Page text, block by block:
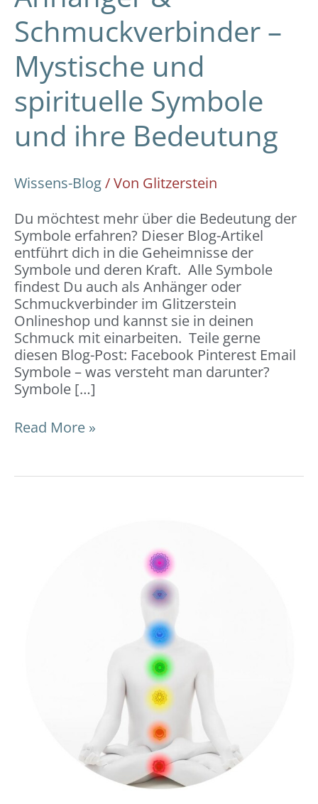
Schmuckverbinder –
Mystische und
spirituelle Symbole
und ihre Bedeutung
Wissens-Blog/ Von Glitzerstein
Du möchtest mehr über die Bedeutung der
Symbole erfahren? Dieser Blog-Artikel
entführt dich in die Geheimnisse der
Symbole und deren Kraft. Alle Symbole
findest Du auch als Anhänger oder
Schmuckverbinder im Glitzerstein
Onlineshop und kannst sie in deinen
Schmuck mit einarbeiten. Teile gerne
diesen Blog-Post: Facebook Pinterest Email
Symbole – was versteht man darunter?
Symbole […]
Read More »